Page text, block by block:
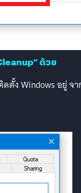
ด้วย
ดตั้ง Windows อยู่ จ